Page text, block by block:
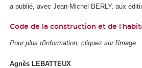
a publié, avec Jean-Michel BERLY, aux
Code de la construction et de
Pour plus d'information, cliquez sur l'image
Agnès LEBATTEUX